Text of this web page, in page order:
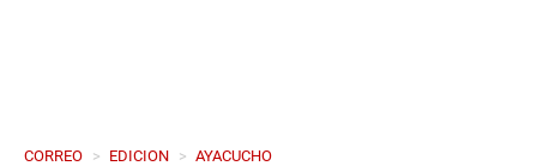
CORREO > EDICION > AYACUCHO